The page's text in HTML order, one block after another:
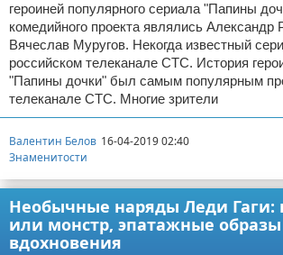
героиней популярного сериала "Папины
комедийного проекта являлись Александр
Вячеслав Муругов. Некогда известный
российском телеканале СТС. История
"Папины дочки" был самым популярным
телеканале СТС. Многие зрители
Валентин Белов 16-04-2019 02:40
Знаменитости
Необычные наряды Леди Гаги:
или монстр, эпатажные образы
вдохновения